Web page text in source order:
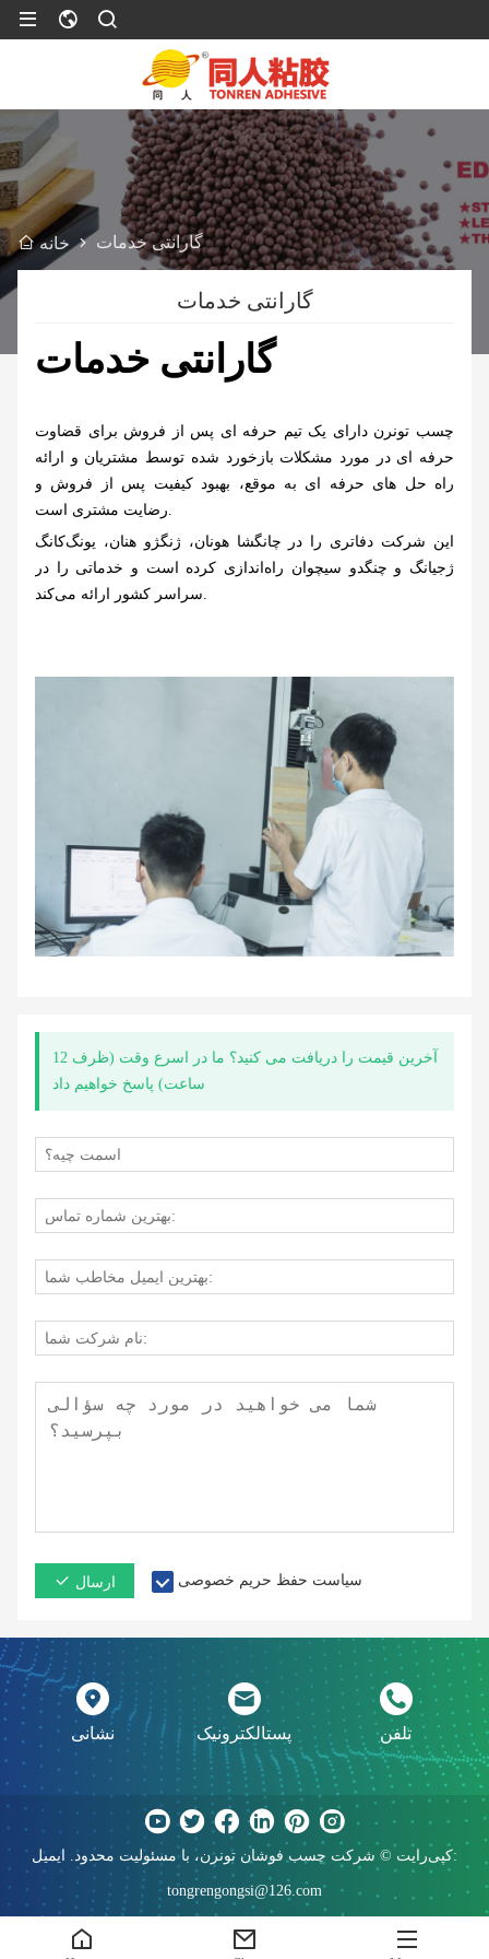
خانه گارانتی خدمات
گارانتی خدمات
گارانتی خدمات
چسب تونرن دارای یک تیم حرفه ای پس از فروش برای قضاوت
حرفه ای در مورد مشکلات بازخورد شده توسط مشتریان و ارائه
راه حل های حرفه ای به موقع، بهبود کیفیت پس از فروش و
این شرکت دفاتری را در چانگشا هونان، ژنگژو هنان، یونگ‌کانگ
ژجیانگ و چنگدو سیچوان راه‌اندازی کرده است و خدماتی را در
آخرین قیمت را دریافت می کنید؟ ما در اسرع وقت (ظرف 12
ساعت) پاسخ خواهیم داد
ارسال سیاست حفظ حریم خصوصی
نشانی پستالکترونیک تلفن
کپی‌رایت © شرکت چسب فوشان تونرن، با مسئولیت محدود. ایمیل:
tongrengongsi@126.com